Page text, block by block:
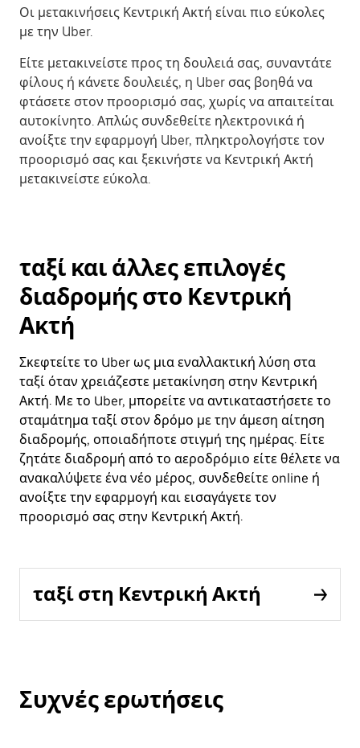
Οι μετακινήσεις Κεντρική Ακτή είναι πιο εύκολες
με την Uber.
Είτε μετακινείστε προς τη δουλειά σας, συναντάτε
φίλους ή κάνετε δουλειές, η Uber σας βοηθά να
φτάσετε στον προορισμό σας, χωρίς να απαιτείται
αυτοκίνητο. Απλώς συνδεθείτε ηλεκτρονικά ή
ανοίξτε την εφαρμογή Uber, πληκτρολογήστε τον
προορισμό σας και ξεκινήστε να Κεντρική Ακτή
μετακινείστε εύκολα.
ταξί και άλλες επιλογές
διαδρομής στο Κεντρική
Ακτή
Σκεφτείτε το Uber ως μια εναλλακτική λύση στα
ταξί όταν χρειάζεστε μετακίνηση στην Κεντρική
Ακτή. Με το Uber, μπορείτε να αντικαταστήσετε το
σταμάτημα ταξί στον δρόμο με την άμεση αίτηση
διαδρομής, οποιαδήποτε στιγμή της ημέρας. Είτε
ζητάτε διαδρομή από το αεροδρόμιο είτε θέλετε να
ανακαλύψετε ένα νέο μέρος, συνδεθείτε online ή
ανοίξτε την εφαρμογή και εισαγάγετε τον
προορισμό σας στην Κεντρική Ακτή.
ταξί στη Κεντρική Ακτή
Συχνές ερωτήσεις